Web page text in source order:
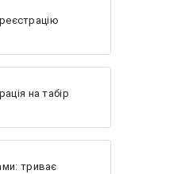
на табір
триває